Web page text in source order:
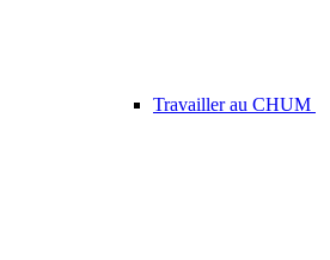
Travailler au CHUM